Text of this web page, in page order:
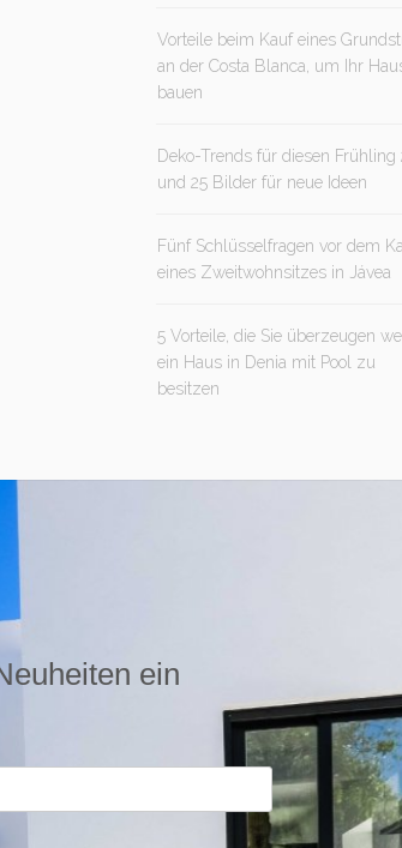
Vorteile beim Kauf eines
an der Costa Blanca, um Ihr
bauen
Deko-Trends für diesen Frühling
und 25 Bilder für neue Ideen
Fünf Schlüsselfragen vor dem
eines Zweitwohnsitzes in Jávea
5 Vorteile, die Sie überzeugen
ein Haus in Denia mit Pool zu
besitzen
ein